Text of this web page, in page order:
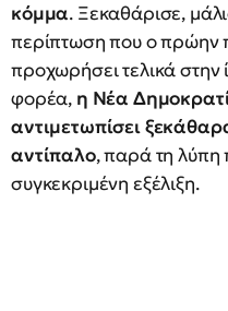
κόμμα. Ξεκαθάρισε,
περίπτωση που ο πρώην
προχωρήσει τελικά στην
φορέα, η Νέα
αντιμετωπίσει
αντίπαλο, παρά τη λύπη
συγκεκριμένη εξέλιξη.